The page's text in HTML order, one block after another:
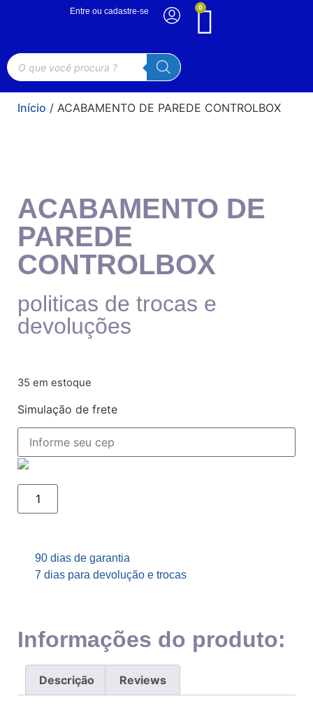
0
Entre ou cadastre-se
Início / ACABAMENTO DE PAREDE CONTROLBOX
ACABAMENTO DE
PAREDE
CONTROLBOX
politicas de trocas e
devoluções
35 em estoque
Simulação de frete
90 dias de garantia
7 dias para devolução e trocas
Informações do produto:
Descrição Reviews